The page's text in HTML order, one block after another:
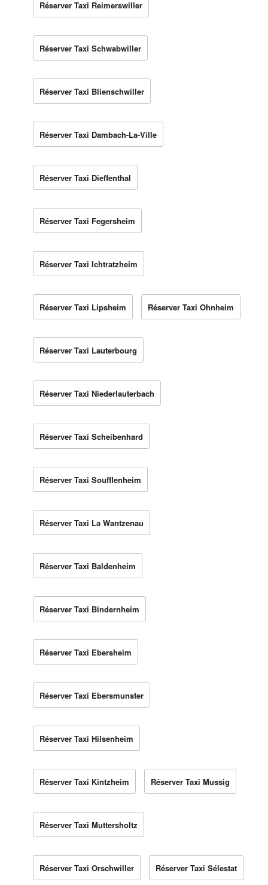
Réserver Taxi Reimerswiller
Réserver Taxi Schwabwiller
Réserver Taxi Blienschwiller
Réserver Taxi Dambach-La-Ville
Réserver Taxi Dieffenthal
Réserver Taxi Fegersheim
Réserver Taxi Ichtratzheim
Réserver Taxi Lipsheim Réserver Taxi Ohnheim
Réserver Taxi Lauterbourg
Réserver Taxi Niederlauterbach
Réserver Taxi Scheibenhard
Réserver Taxi Soufflenheim
Réserver Taxi La Wantzenau
Réserver Taxi Baldenheim
Réserver Taxi Bindernheim
Réserver Taxi Ebersheim
Réserver Taxi Ebersmunster
Réserver Taxi Hilsenheim
Réserver Taxi Kintzheim Réserver Taxi Mussig
Réserver Taxi Muttersholtz
Réserver Taxi Orschwiller Réserver Taxi Sélestat